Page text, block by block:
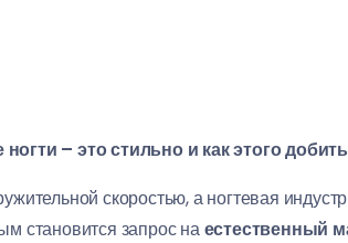
– это стильно и как этого
скоростью, а ногтевая
становится запрос наестественный